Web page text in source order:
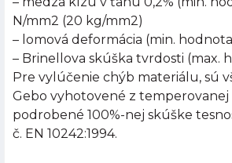
N/mm2 (20 kg/mm2)
– lomová deformácia (min.
– Brinellova skúška tvrdosti (max.
Pre vylúčenie chýb materiálu, sú
Gebo vyhotovené z temperovanej
podrobené 100%-nej skúške
č. EN 10242:1994.